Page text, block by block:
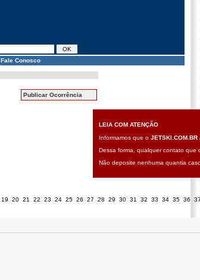
Fale Conosco
Publicar Ocorrência
LEIA COM ATENÇÃO
Informamos que o JETSKI.COM.BR
Dessa forma, qualquer contato que
Não deposite nenhuma quantia
19 20 21 22 23 24 25 26 27 28 29 30 31 32 33 34 35 36 37